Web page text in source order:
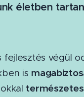
életben
végül
is